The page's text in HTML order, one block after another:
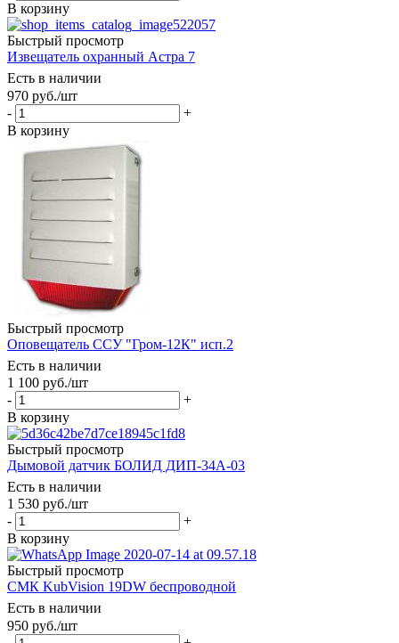
В корзину
Быстрый просмотр
Извещатель охранный Астра 7
Есть в наличии
970 руб./шт
-
+
В корзину
Быстрый просмотр
Оповещатель ССУ "Гром-12К" исп.2
Есть в наличии
1 100 руб./шт
-
+
В корзину
Быстрый просмотр
Дымовой датчик БОЛИД ДИП-34А-03
Есть в наличии
1 530 руб./шт
-
+
В корзину
Быстрый просмотр
СМК KubVision 19DW беспроводной
Есть в наличии
950 руб./шт